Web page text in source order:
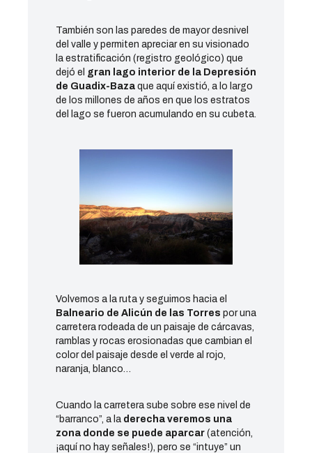
También son las paredes de mayor desnivel
del valle y permiten apreciar en su visionado
la estratificación (registro geológico) que
dejó el gran lago interior de la Depresión
de Guadix-Baza que aquí existió, a lo largo
de los millones de años en que los estratos
del lago se fueron acumulando en su cubeta.
Volvemos a la ruta y seguimos hacia el
Balneario de Alicún de las Torres por una
carretera rodeada de un paisaje de cárcavas,
ramblas y rocas erosionadas que cambian el
color del paisaje desde el verde al rojo,
naranja, blanco…
Cuando la carretera sube sobre ese nivel de
“barranco”, a la derecha veremos una
zona donde se puede aparcar (atención,
¡aquí no hay señales!), pero se “intuye” un